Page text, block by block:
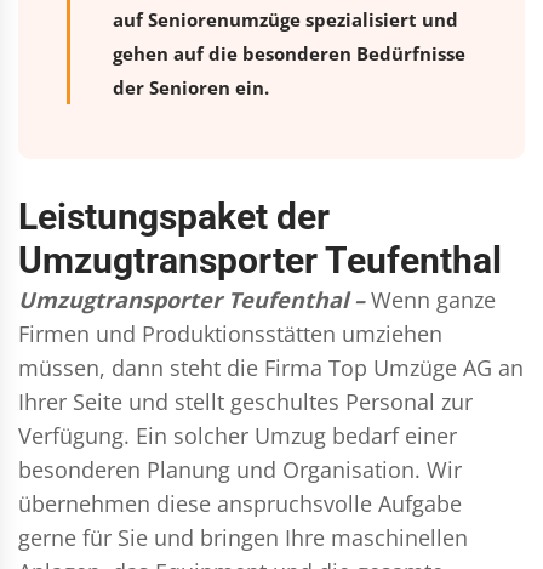
auf Seniorenumzüge spezialisiert und
gehen auf die besonderen Bedürfnisse
der Senioren ein.
Leistungspaket der
Umzugtransporter Teufenthal
Umzugtransporter Teufenthal – Wenn ganze
Firmen und Produktionsstätten umziehen
müssen, dann steht die Firma Top Umzüge AG an
Ihrer Seite und stellt geschultes Personal zur
Verfügung. Ein solcher Umzug bedarf einer
besonderen Planung und Organisation. Wir
übernehmen diese anspruchsvolle Aufgabe
gerne für Sie und bringen Ihre maschinellen